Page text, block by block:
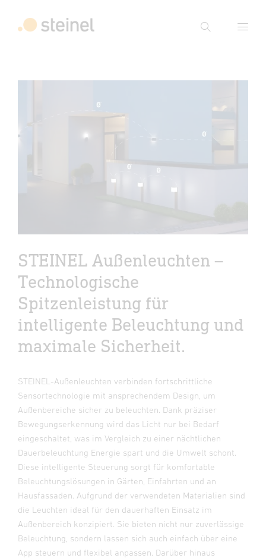
Suche
Suchbegriff eingeben
STEINEL Außenleuchten –
Technologische
Spitzenleistung für
intelligente Beleuchtung und
maximale Sicherheit.
STEINEL-Außenleuchten verbinden fortschrittliche
Sensortechnologie mit ansprechendem Design, um
Außenbereiche sicher zu beleuchten. Dank präziser
Bewegungserkennung wird das Licht nur bei Bedarf
eingeschaltet, was im Vergleich zu einer nächtlichen
Dauerbeleuchtung Energie spart und die Umwelt schont.
Diese intelligente Steuerung sorgt für komfortable
Beleuchtungslösungen in Gärten, Einfahrten und an
Hausfassaden. Aufgrund der verwendeten Materialien sind
die Leuchten ideal für den dauerhaften Einsatz im
Außenbereich konzipiert. Sie bieten nicht nur zuverlässige
Beleuchtung, sondern lassen sich auch einfach über eine
App steuern und flexibel anpassen. Darüber hinaus